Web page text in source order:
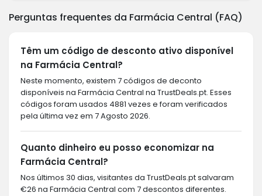
Perguntas frequentes da Farmácia Central (FAQ)
Têm um código de desconto ativo disponível
na Farmácia Central?
Neste momento, existem 7 códigos de deconto
disponíveis na Farmácia Central na TrustDeals.pt. Esses
códigos foram usados 4881 vezes e foram verificados
pela última vez em 7 Agosto 2026.
Quanto dinheiro eu posso economizar na
Farmácia Central?
Nos últimos 30 dias, visitantes da TrustDeals.pt salvaram
€26 na Farmácia Central com 7 descontos diferentes.